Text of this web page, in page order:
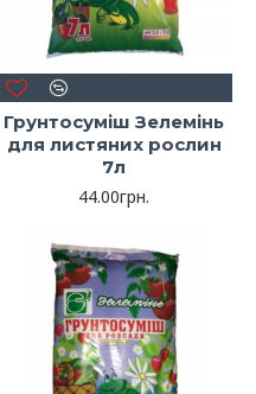
Грунтосуміш Зелемінь
для листяних рослин
7л
44.00грн.